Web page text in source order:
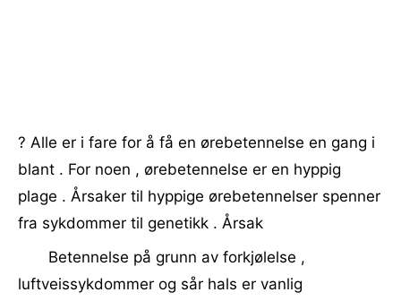
? Alle er i fare for å få en ørebetennelse en gang i
blant . For noen , ørebetennelse er en hyppig
plage . Årsaker til hyppige ørebetennelser spenner
fra sykdommer til genetikk . Årsak
Betennelse på grunn av forkjølelse ,
luftveissykdommer og sår hals er vanlig